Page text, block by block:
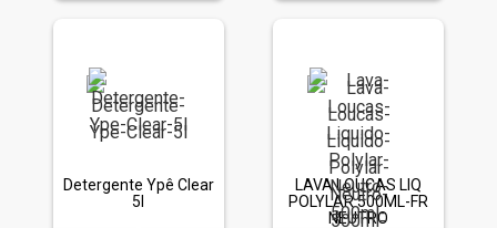
Detergente Ypê Clear
5l
LAVA LOUCAS LIQ
POLYLAR 500ML-FR
NEUTRO